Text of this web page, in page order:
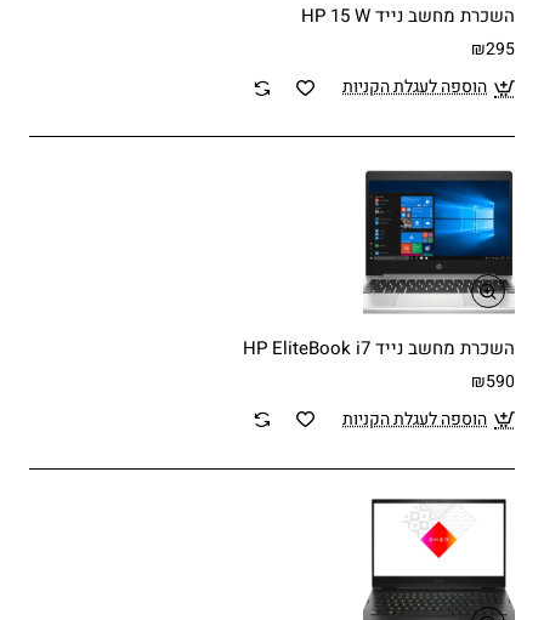
השכרת מחשב נייד HP 15 W
₪295
הוספה לעגלת הקניות
השכרת מחשב נייד HP EliteBook i7
₪590
הוספה לעגלת הקניות